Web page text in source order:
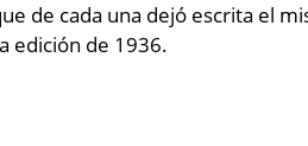
de cada una dejó escrita el
edición de 1936.